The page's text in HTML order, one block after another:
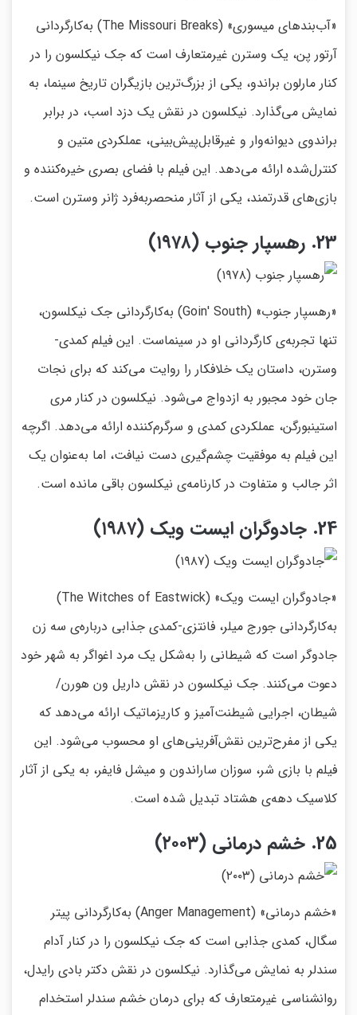
«آب‌بندهای میسوری» (The Missouri Breaks) به‌کارگردانی
آرتور پن، یک وسترن غیرمتعارف است که جک نیکلسون را در
کنار مارلون براندو، یکی از بزرگ‌ترین بازیگران تاریخ سینما، به
نمایش می‌گذارد. نیکلسون در نقش یک دزد اسب، در برابر
براندوی دیوانه‌وار و غیرقابل‌پیش‌بینی، عملکردی متین و
کنترل‌شده ارائه می‌دهد. این فیلم با فضای بصری خیره‌کننده و
بازی‌های قدرتمند، یکی از آثار منحصربه‌فرد ژانر وسترن است.
23. رهسپار جنوب (۱۹۷۸)
«رهسپار جنوب» (Goin' South) به‌کارگردانی جک نیکلسون،
تنها تجربه‌ی کارگردانی او در سینماست. این فیلم کمدی-
وسترن، داستان یک خلافکار را روایت می‌کند که برای نجات
جان خود مجبور به ازدواج می‌شود. نیکلسون در کنار مری
استینبورگن، عملکردی کمدی و سرگرم‌کننده ارائه می‌دهد. اگرچه
این فیلم به موفقیت چشم‌گیری دست نیافت، اما به‌عنوان یک
اثر جالب و متفاوت در کارنامه‌ی نیکلسون باقی مانده است.
24. جادوگران ایست ویک (۱۹۸۷)
«جادوگران ایست ویک» (The Witches of Eastwick)
به‌کارگردانی جورج میلر، فانتزی-کمدی جذابی درباره‌ی سه زن
جادوگر است که شیطانی را به‌شکل یک مرد اغواگر به شهر خود
دعوت می‌کنند. جک نیکلسون در نقش داریل ون هورن/
شیطان، اجرایی شیطنت‌آمیز و کاریزماتیک ارائه می‌دهد که
یکی از مفرح‌ترین نقش‌آفرینی‌های او محسوب می‌شود. این
فیلم با بازی شر، سوزان ساراندون و میشل فایفر، به یکی از آثار
کلاسیک دهه‌ی هشتاد تبدیل شده است.
25. خشم درمانی (۲۰۰۳)
«خشم درمانی» (Anger Management) به‌کارگردانی پیتر
سگال، کمدی جذابی است که جک نیکلسون را در کنار آدام
سندلر به نمایش می‌گذارد. نیکلسون در نقش دکتر بادی رایدل،
روانشناسی غیرمتعارف که برای درمان خشم سندلر استخدام